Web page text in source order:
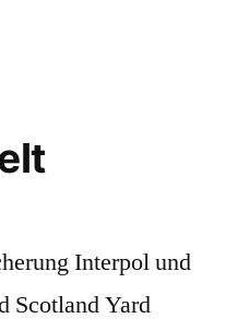
Interpol und
Scotland Yard